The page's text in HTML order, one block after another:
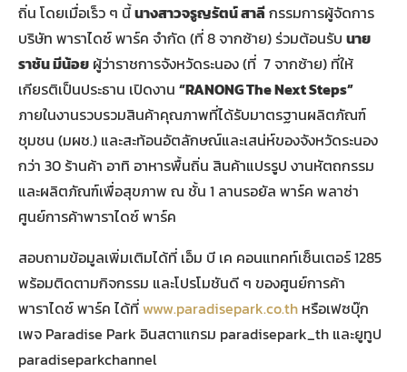
ถิ่น โดยเมื่อเร็ว ๆ นี้นางสาวจรูญรัตน์ สาลีกรรมการผู้จัดการ
บริษัท พาราไดซ์ พาร์ค จำกัด (ที่ 8 จากซ้าย) ร่วมต้อนรับ นาย
ราชัน มีน้อย ผู้ว่าราชการจังหวัดระนอง (ที่ 7 จากซ้าย) ที่ให้
เกียรติเป็นประธาน เปิดงาน “RANONG The Next Steps”
ภายในงานรวบรวมสินค้าคุณภาพที่ได้รับมาตรฐานผลิตภัณฑ์
ชุมชน (มผช.) และสะท้อนอัตลักษณ์และเสน่ห์ของจังหวัดระนอง
กว่า 30 ร้านค้า อาทิ อาหารพื้นถิ่น สินค้าแปรรูป งานหัตถกรรม
และผลิตภัณฑ์เพื่อสุขภาพ ณ ชั้น 1 ลานรอยัล พาร์ค พลาซ่า
ศูนย์การค้าพาราไดซ์ พาร์ค
สอบถามข้อมูลเพิ่มเติมได้ที่ เอ็ม บี เค คอนแทคท์เซ็นเตอร์ 1285
พร้อมติดตามกิจกรรม และโปรโมชันดี ๆ ของศูนย์การค้า
พาราไดซ์ พาร์ค ได้ที่www.paradisepark.co.th หรือเฟซบุ๊ก
เพจ Paradise Park อินสตาแกรม paradisepark_th และยูทูป
paradiseparkchannel